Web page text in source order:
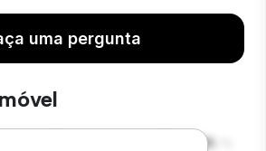
uma pergunta
refúgio urbano em Restinga, -,